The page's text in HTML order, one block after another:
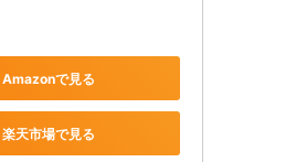
Amazonで見る
楽天市場で見る